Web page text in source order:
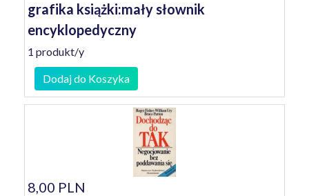
grafika książki:mały słownik
encyklopedyczny
1 produkt/y
Dodaj do Koszyka
8,00 PLN